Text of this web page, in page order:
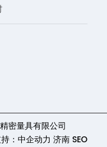
密量具有限公司
： 中企动力 济南 SEO